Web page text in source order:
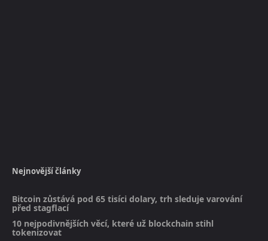
Nejnovější články
Bitcoin zůstává pod 65 tisíci dolary, trh sleduje varování
před stagflací
10 nejpodivnějších věcí, které už blockchain stihl
tokenizovat